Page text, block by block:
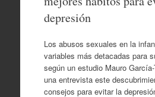
depresión
Los abusos sexuales en la
variables más detacadas para
según un estudio Mauro
una entrevista este
consejos para evitar la